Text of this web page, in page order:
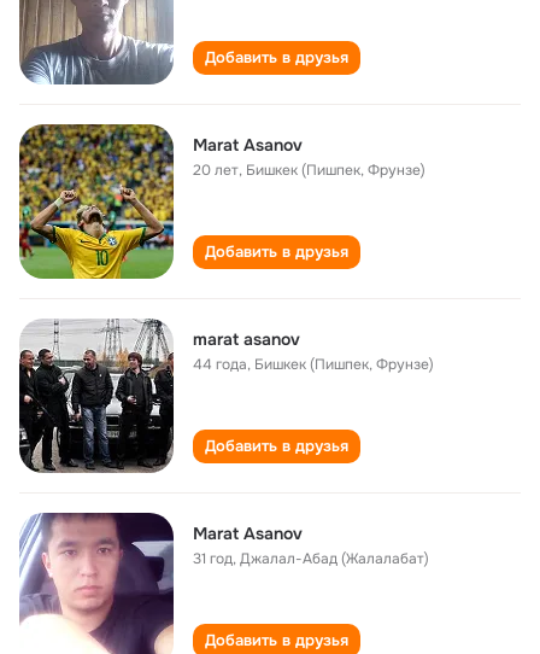
Добавить в друзья
Marat Asanov
20 лет, Бишкек (Пишпек, Фрунзе)
Добавить в друзья
marat asanov
44 года, Бишкек (Пишпек, Фрунзе)
Добавить в друзья
Marat Asanov
31 год,Джалал-Абад (Жалалабат)
Добавить в друзья